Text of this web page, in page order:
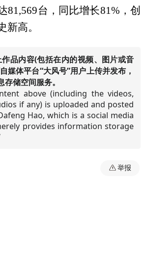
81,569台，同比增长81%，创
新高。
品内容(包括在内的视频、图片或音
媒体平台“大风号”用户上传并发布，
储空间服务。
above (including the videos,
if any) is uploaded and posted
Hao, which is a social media
provides information storage
举报